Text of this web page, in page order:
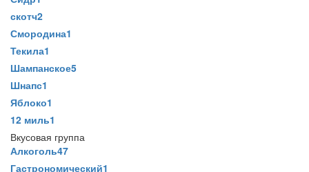
скотч2
Смородина1
Текила1
Шампанское5
Шнапс1
Яблоко1
12 миль1
Вкусовая группа
Алкоголь47
Гастрономический1